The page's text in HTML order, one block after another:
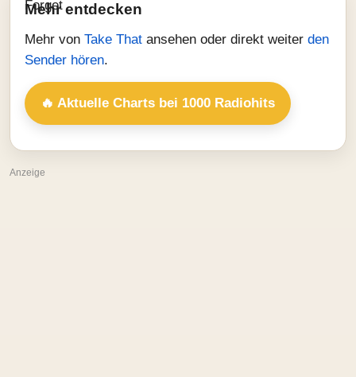
Mehr entdecken
Mehr von Take That ansehen oder direkt weiter den
Sender hören.
🔥 Aktuelle Charts bei 1000 Radiohits
Anzeige